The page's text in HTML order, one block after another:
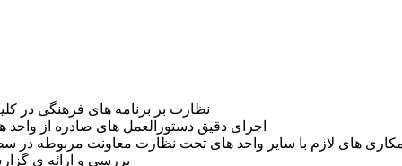
نظارت بر برنامه های فرهنگی در
اجرای دقیق دستورالعمل های صادره از
های لازم با سایر واحد های تحت نظارت معاونت مربوطه
بررسی و ارائه ی